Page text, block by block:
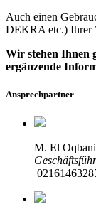
Auch einen
DEKRA etc.) Ihrer
Wir stehen Ihnen
ergänzende
Ansprechpartner
M. El Oqbani